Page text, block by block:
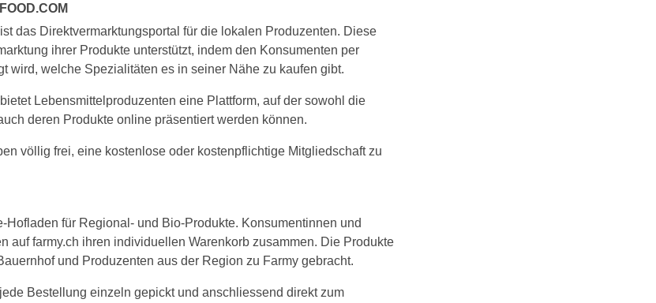
das Direktvermarktungsportal für die lokalen Produzenten. Diese
ihrer Produkte unterstützt, indem den Konsumenten per
wird, welche Spezialitäten es in seiner Nähe zu kaufen gibt.
Lebensmittelproduzenten eine Plattform, auf der sowohl die
deren Produkte online präsentiert werden können.
völlig frei, eine kostenlose oder kostenpflichtige Mitgliedschaft zu
Hofladen für Regional- und Bio-Produkte. Konsumentinnen und
auf farmy.ch ihren indi­viduellen Warenkorb zusammen. Die Produkte
und Produzenten aus der Region zu Farmy gebracht.
Bestellung einzeln gepickt und anschliessend direkt zum